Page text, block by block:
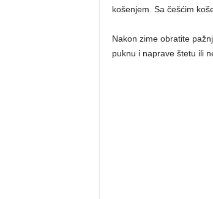
košenjem. Sa češćim
Nakon zime obratite
puknu i naprave štetu ili